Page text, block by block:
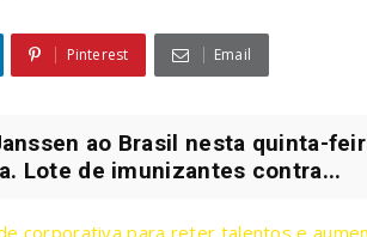
Pinterest Email
ao Brasil nesta quinta-
Lote de imunizantes contra...